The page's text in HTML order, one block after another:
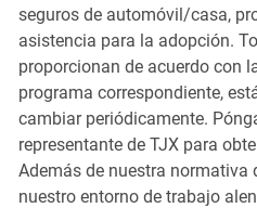
seguros de automóvil/casa,
asistencia para la adopción.
proporcionan de acuerdo con
programa correspondiente,
cambiar periódicamente.
representante de TJX para
Además de nuestra normativa
nuestro entorno de trabajo